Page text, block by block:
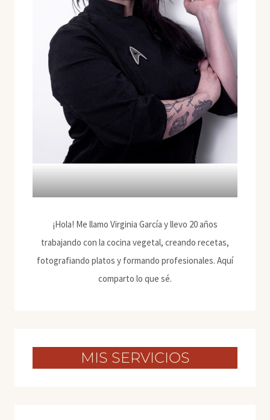
¡Hola! Me llamo Virginia García y llevo 20 años
trabajando con la cocina vegetal, creando recetas,
fotografiando platos y formando profesionales. Aquí
comparto lo que sé.
MIS SERVICIOS